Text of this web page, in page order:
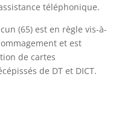
téléphonique.
(65) est en règle vis-à-
et est
de cartes
de DT et DICT.